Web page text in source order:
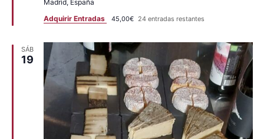
Madrid, España
Adquirir Entradas
45,00€ 24 entradas restantes
SÁB
19